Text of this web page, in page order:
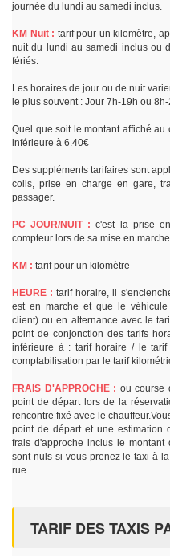
journée du lundi au samedi inclus.
KM Nuit : tarif pour un kilomètre,
nuit du lundi au samedi inclus ou
fériés.
Les horaires de jour ou de nuit
le plus souvent : Jour 7h-19h ou
Quel que soit le montant affiché
inférieure à 6.40€
Des suppléments tarifaires sont
colis, prise en charge en gare,
passager.
PC JOUR/NUIT : c'est la prise
compteur lors de sa mise en
KM : tarif pour un kilomètre
HEURE : tarif horaire, il
est en marche et que le
client) ou en alternance avec le
point de conjonction des tarifs
inférieure à : tarif horaire / le
comptabilisation par le tarif
FRAIS D'APPROCHE : ou course
point de départ lors de la
rencontre fixé avec le
point de départ et une estimation
frais d'approche inclus le
sont nuls si vous prenez le taxi à
rue.
TARIF DES TAXIS